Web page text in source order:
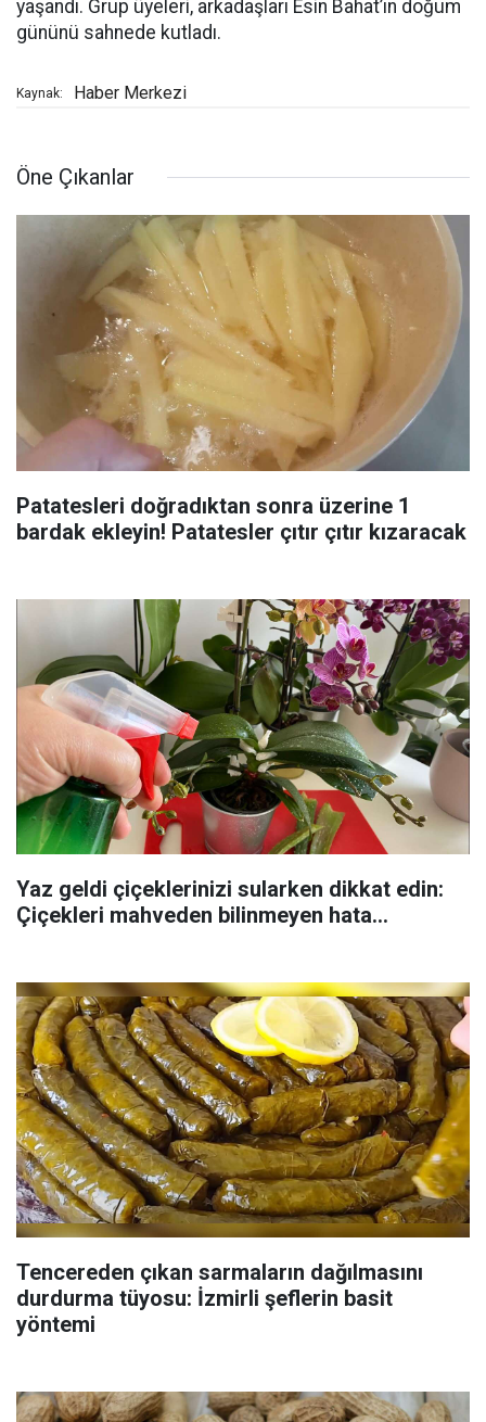
yaşandı. Grup üyeleri, arkadaşları Esin Bahat’ın doğum
gününü sahnede kutladı.
Kaynak: Haber Merkezi
Öne Çıkanlar
Patatesleri doğradıktan sonra üzerine 1
bardak ekleyin! Patatesler çıtır çıtır kızaracak
Yaz geldi çiçeklerinizi sularken dikkat edin:
Çiçekleri mahveden bilinmeyen hata...
Tencereden çıkan sarmaların dağılmasını
durdurma tüyosu: İzmirli şeflerin basit
yöntemi